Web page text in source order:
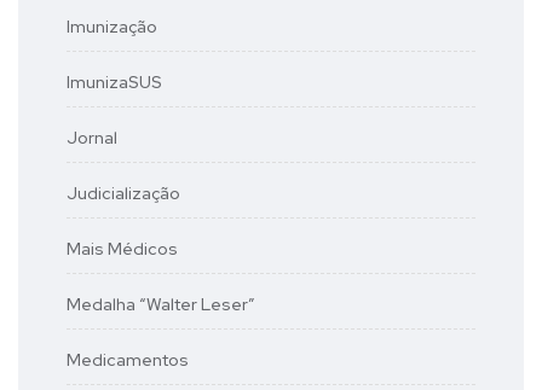
Imunização
ImunizaSUS
Jornal
Judicialização
Mais Médicos
Medalha “Walter Leser”
Medicamentos